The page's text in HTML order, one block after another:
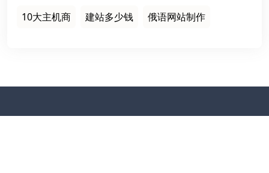
10大主机商 建站多少钱 俄语网站制作